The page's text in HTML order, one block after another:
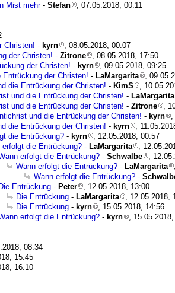
Mist mehr- Stefan
, 07.05.2018, 00:11
Christen! - kyrn
, 08.05.2018, 00:07
der Christen! - Zitrone
, 08.05.2018, 17:50
der Christen! - kyrn
, 09.05.2018, 09:25
Entrückung der Christen! - LaMargarita
,
die Entrückung der Christen! - KimS
,
und die Entrückung der Christen! - LaMargarita
und die Entrückung der Christen! - Zitrone
,
und die Entrückung der Christen! - kyrn
,
die Entrückung der Christen! - kyrn
,
die Entrückung? - kyrn
, 12.05.2018, 00:57
erfolgt die Entrückung? - LaMargarita
,
erfolgt die Entrückung? - Schwalbe
,
Wann erfolgt die Entrückung? - LaMargarita
Wann erfolgt die Entrückung? -
Die Entrückung - Peter
, 12.05.2018, 13:00
Die Entrückung - LaMargarita
, 12.05.2018,
Die Entrückung - kyrn
, 15.05.2018, 14:56
erfolgt die Entrückung? - kyrn
,
08:34
15:45
16:10